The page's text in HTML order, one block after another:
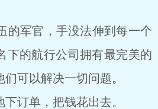
军官，手没法伸到每一个
下的航行公司拥有最完美的
可以解决一切问题。
订单，把钱花出去。